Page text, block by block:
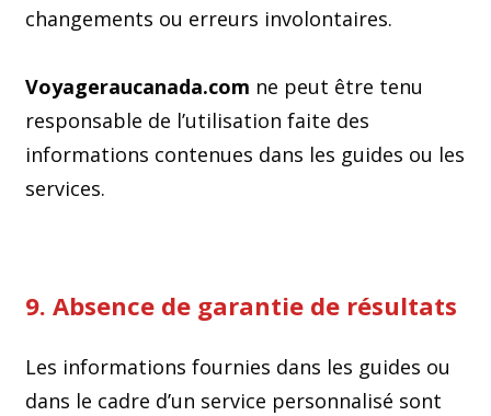
changements ou erreurs involontaires.
Voyageraucanada.com ne peut être tenu
responsable de l’utilisation faite des
informations contenues dans les guides ou les
services.
9. Absence de garantie de résultats
Les informations fournies dans les guides ou
dans le cadre d’un service personnalisé sont